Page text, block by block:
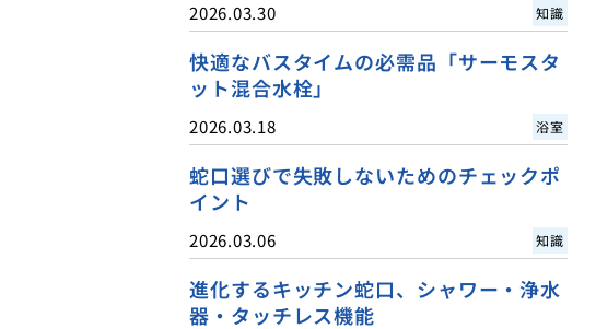
2026.03.30 知識
快適なバスタイムの必需品「サーモスタ
ット混合水栓」
2026.03.18 浴室
蛇口選びで失敗しないためのチェックポ
イント
2026.03.06 知識
進化するキッチン蛇口、シャワー・浄水
器・タッチレス機能